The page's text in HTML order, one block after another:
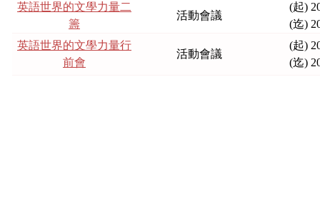
英語世界的文學力量二
籌
活動會議
(起)
(迄)
英語世界的文學力量行
前會
活動會議
(起)
(迄)